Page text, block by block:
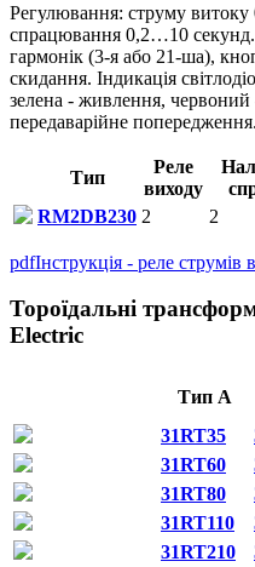
Регулювання: струму
спрацювання 0,2…10
гармонік (3-я або 21-ша),
скидання. Індикація
зелена - живлення,
передаварійне попередження.
Тип
Реле
виходу
RM2DB230 2 2
pdfІнструкція - реле
Тороїдальні
Electric
Тип A
31RT35
31RT60
31RT80
31RT110
31RT210